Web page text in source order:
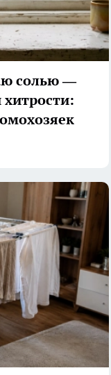
солью —
хитрости: